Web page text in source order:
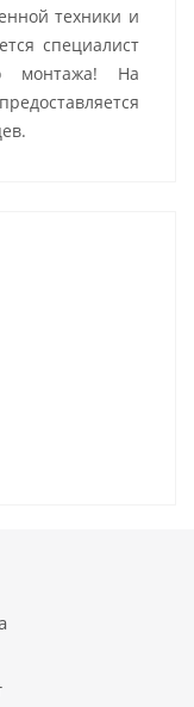
техники и
специалист
монтажа! На